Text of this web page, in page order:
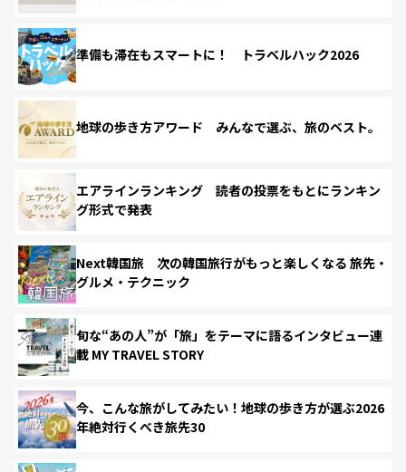
準備も滞在もスマートに！ トラベルハック2026
地球の歩き方アワード みんなで選ぶ、旅のベスト。
エアラインランキング 読者の投票をもとにランキン
グ形式で発表
Next韓国旅 次の韓国旅行がもっと楽しくなる 旅先・
グルメ・テクニック
旬な“あの人”が「旅」をテーマに語るインタビュー連
載 MY TRAVEL STORY
今、こんな旅がしてみたい！地球の歩き方が選ぶ2026
年絶対行くべき旅先30